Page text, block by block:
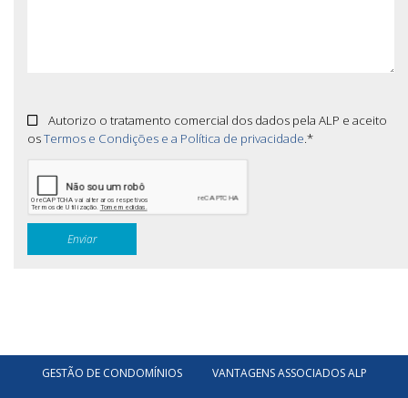
Autorizo o tratamento comercial dos dados pela ALP e aceito
osTermos e Condições e a Política de privacidade.*
GESTÃO DE CONDOMÍNIOS VANTAGENS ASSOCIADOS ALP